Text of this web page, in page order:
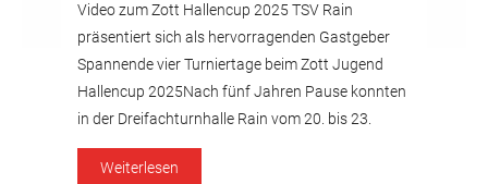
Video zum Zott Hallencup 2025 TSV Rain
präsentiert sich als hervorragenden Gastgeber
Spannende vier Turniertage beim Zott Jugend
Hallencup 2025Nach fünf Jahren Pause konnten
in der Dreifachturnhalle Rain vom 20. bis 23.
Dezember vier spannende und ereignisreiche
Tage für Spieler, Trainer und Zuschauer
Weiterlesen